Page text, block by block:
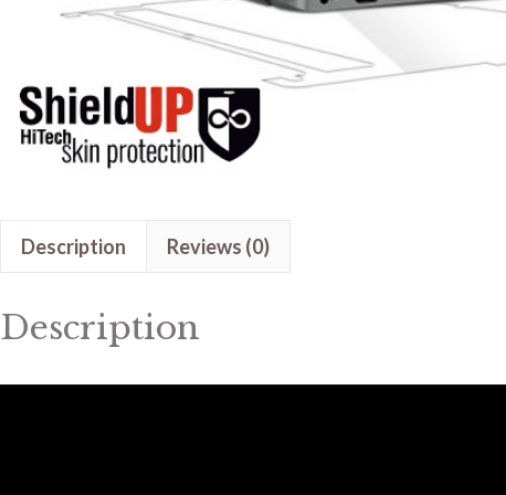
Description Reviews (0)
Description